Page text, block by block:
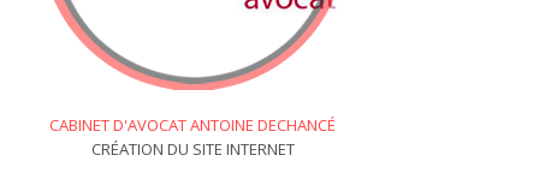
CABINET D'AVOCAT ANTOINE DECHANCÉ
CRÉATION DU SITE INTERNET